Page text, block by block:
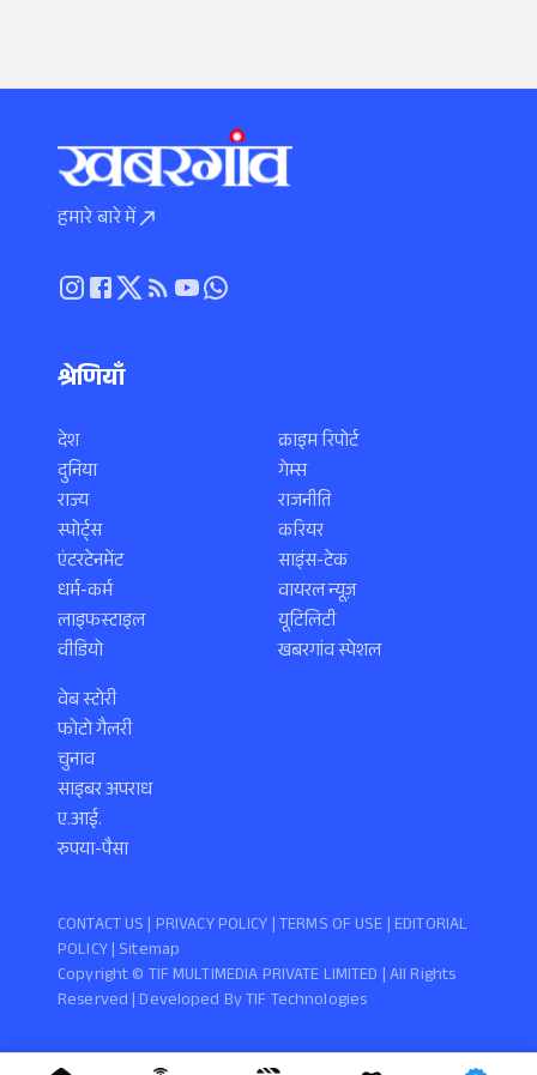
हमारे बारे में
श्रेणियाँ
देश
दुनिया
राज्य
स्पोर्ट्स
एंटरटेनमेंट
धर्म-कर्म
लाइफस्टाइल
वीडियो
क्राइम रिपोर्ट
गेम्स
राजनीति
करियर
साइंस-टेक
वायरल न्यूज़
यूटिलिटी
खबरगांव स्पेशल
वेब स्टोरी
फोटो गैलरी
चुनाव
साइबर अपराध
ए.आई.
रुपया-पैसा
Copyright ©️ TIF MULTIMEDIA PRIVATE LIMITED | All Rights
Reserved | Developed ByTIF Technologies
CONTACT US | PRIVACY POLICY |TERMS OF USE | EDITORIAL
POLICY| Sitemap